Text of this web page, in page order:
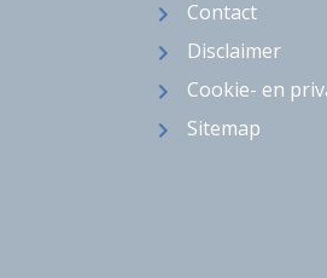
Contact
Disclaimer
Cookie- en
Sitemap